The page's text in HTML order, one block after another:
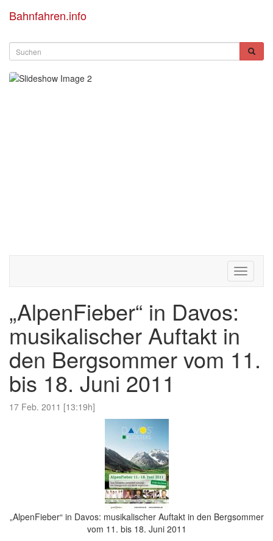
Bahnfahren.info
Toggle
„AlpenFieber“ in Davos:
musikalischer Auftakt in
den Bergsommer vom 11.
bis 18. Juni 2011
17 Feb. 2011 [13:19h]
„AlpenFieber“ in Davos: musikalischer Auftakt in den Bergsommer
vom 11. bis 18. Juni 2011